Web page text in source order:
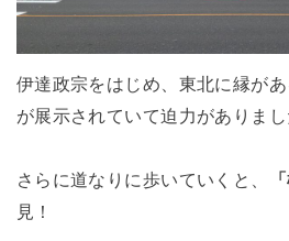
伊達政宗をはじめ、東北に縁が
が展示されていて迫力がありまし
さらに道なりに歩いていくと、
見！